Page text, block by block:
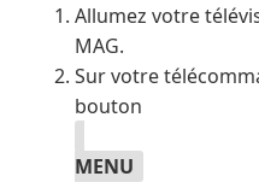
Allumez votre
MAG.
Sur votre
bouton
MENU